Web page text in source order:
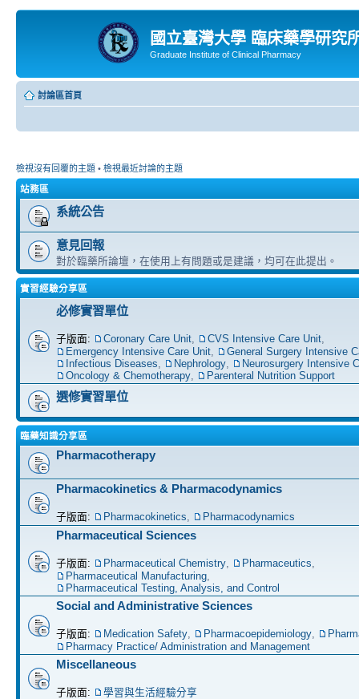
國立臺灣大學 臨床藥學研究
Graduate Institute of Clinical Pharmacy
討論區首頁
檢視沒有回覆的主題 • 檢視最近討論的主題
站務區
系統公告
意見回報
對於臨藥所論壇，在使用上有問題或是建議，均可在此提出。
實習經驗分享區
必修實習單位
子版面: Coronary Care Unit, CVS Intensive Care Unit,
Emergency Intensive Care Unit,
General Surgery Intensive
Infectious Diseases, Nephrology,
Neurosurgery Intensive
Oncology & Chemotherapy, Parenteral Nutrition Support
選修實習單位
臨藥知識分享區
Pharmacotherapy
Pharmacokinetics & Pharmacodynamics
子版面: Pharmacokinetics, Pharmacodynamics
Pharmaceutical Sciences
子版面: Pharmaceutical Chemistry, Pharmaceutics,
Pharmaceutical Manufacturing,
Pharmaceutical Testing, Analysis, and Control
Social and Administrative Sciences
子版面: Medication Safety, Pharmacoepidemiology,
Pharmacy Practice/ Administration and Management
Miscellaneous
子版面: 學習與生活經驗分享